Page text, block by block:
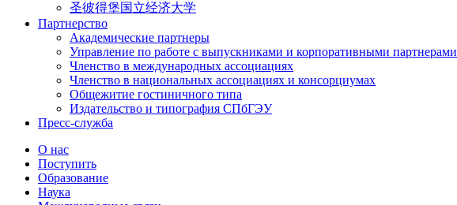
圣彼得堡国立经济大学
Партнерство
Академические партнеры
Управление по работе с выпускниками и корпоративными партнерами
Членство в международных ассоциациях
Членство в национальных ассоциациях и консорциумах
Общежитие гостиничного типа
Издательство и типография СПбГЭУ
Пресс-служба
О нас
Поступить
Образование
Наука